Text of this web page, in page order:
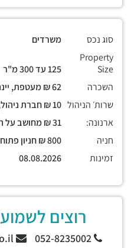
סוג נכס
משרדים
Property
Size
השכרה
שרות׳ הניהול
ארנונה:
חניה
זמינות
רוצים
052-8235002